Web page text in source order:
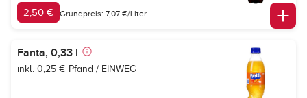
2,50 € Grundpreis: 7,07 €/Liter
Fanta, 0,33 l
inkl. 0,25 € Pfand / EINWEG